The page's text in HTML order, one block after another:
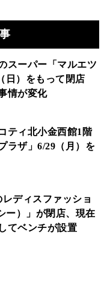
スーパー「マルエツ
日）をもって閉店
情が変化
ティ北小金西館1階
ラザ」6/29（月）を
ディスファッショ
ー）」が閉店、現在
てベンチが設置